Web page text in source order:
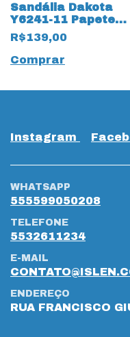
Sandália Dakota
Y6241-11 Papete
Rives Tule Rose
R$139,00
Comprar
Instagram
WHATSAPP
555599050208
TELEFONE
5532611234
E-MAIL
ENDEREÇO
RUA FRANCISCO